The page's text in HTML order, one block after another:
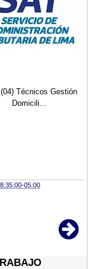
Técnicos Gestión
Domicili...
05:00